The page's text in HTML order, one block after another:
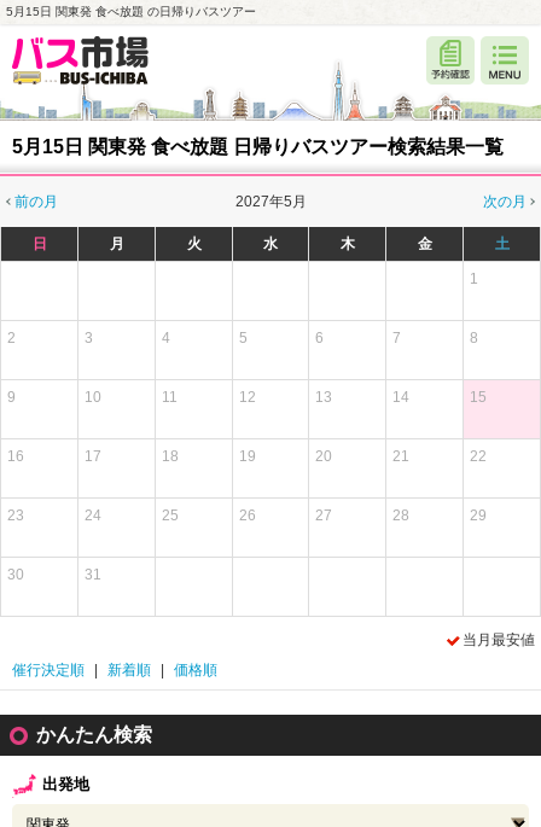
5月15日 関東発 食べ放題 の日帰りバスツアー
5月15日 関東発 食べ放題 日帰りバスツアー検索結果一覧
前の月 次の月
2027年5月
日 月 火 水 木 金 土
1
2 3 4 5 6 7 8
9 10 11 12 13 14 15
16 17 18 19 20 21 22
23 24 25 26 27 28 29
30 31
当月最安値
催行決定順
新着順 価格順
かんたん検索
出発地